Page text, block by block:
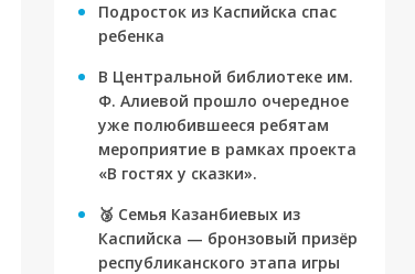
Подросток из Каспийска спас
ребенка
В Центральной библиотеке им.
Ф. Алиевой прошло очередное
уже полюбившееся ребятам
мероприятие в рамках проекта
«В гостях у сказки».
🥉 Семья Казанбиевых из
Каспийска — бронзовый призёр
республиканского этапа игры